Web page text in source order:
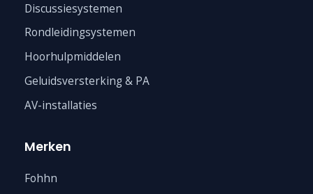
Discussiesystemen
Rondleidingsystemen
Hoorhulpmiddelen
Geluidsversterking & PA
AV-installaties
Merken
Fohhn